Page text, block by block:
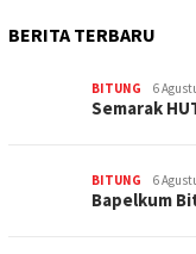
BERITA TERBARU
BITUNG 6
Semarak
BITUNG 6
‎Bapelkum